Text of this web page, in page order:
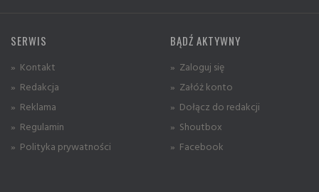
SERWIS
» Kontakt
» Redakcja
» Reklama
» Regulamin
» Polityka prywatności
BĄDŹ AKTYWNY
» Zaloguj się
» Załóż konto
» Dołącz do redakcji
» Shoutbox
» Facebook